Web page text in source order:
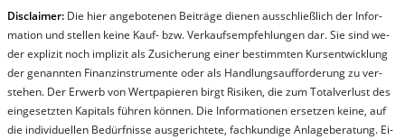
Dis­clai­mer: Die hier an­ge­bo­te­nen Bei­trä­ge die­nen aus­schließ­lich der In­for­
ma­t­ion und stel­len kei­ne Kauf- bzw. Ver­kaufs­em­pfeh­lung­en dar. Sie sind we­
der ex­pli­zit noch im­pli­zit als Zu­sich­er­ung ei­ner be­stim­mt­en Kurs­ent­wick­lung
der ge­nan­nt­en Fi­nanz­in­stru­men­te oder als Handl­ungs­auf­for­der­ung zu ver­
steh­en. Der Er­werb von Wert­pa­pier­en birgt Ri­si­ken, die zum To­tal­ver­lust des
ein­ge­setz­ten Ka­pi­tals füh­ren kön­nen. Die In­for­ma­tion­en er­setz­en kei­ne, auf
die in­di­vi­du­el­len Be­dür­fnis­se aus­ge­rich­te­te, fach­kun­di­ge An­la­ge­be­ra­tung. Ei­